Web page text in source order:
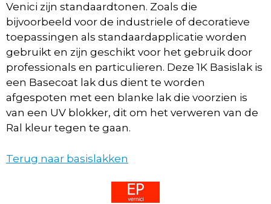
Venici zijn standaardtonen. Zoals die
bijvoorbeeld voor de industriele of decoratieve
toepassingen als standaardapplicatie worden
gebruikt en zijn geschikt voor het gebruik door
professionals en particulieren. Deze 1K Basislak is
een Basecoat lak dus dient te worden
afgespoten met een blanke lak die voorzien is
van een UV blokker, dit om het verweren van de
Ral kleur tegen te gaan.
Terug naar basislakken